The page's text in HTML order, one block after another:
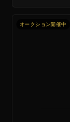
オークション開催中